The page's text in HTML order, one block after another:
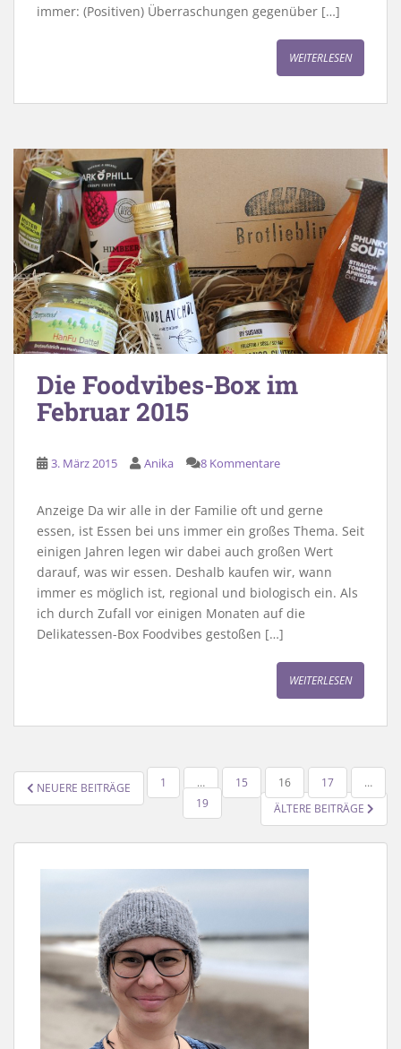
immer: (Positiven) Überraschungen gegenüber […]
WEITERLESEN
Die Foodvibes-Box im
Februar 2015
3. März 2015 Anika 8 Kommentare
Anzeige Da wir alle in der Familie oft und gerne
essen, ist Essen bei uns immer ein großes Thema. Seit
einigen Jahren legen wir dabei auch großen Wert
darauf, was wir essen. Deshalb kaufen wir, wann
immer es möglich ist, regional und biologisch ein. Als
ich durch Zufall vor einigen Monaten auf die
Delikatessen-Box Foodvibes gestoßen […]
WEITERLESEN
SEITENNUMMERIERUNG
DER
NEUERE BEITRÄGE 1 … 15 16 17
…
19
ÄLTERE BEITRÄGE